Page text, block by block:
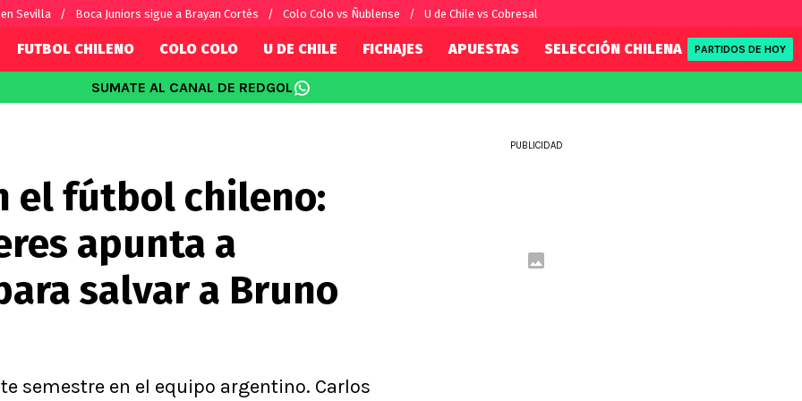
Sevilla Boca Juniors sigue a Brayan Cortés Colo Colo vs Ñublense U de Chile vs Cobresal
por el mundo
Fútbol Argentino
Fútbol Brasileño
Conference League
Ligue 1
La Liga
Bundesliga
FUTBOL CHILENO COLO COLO U DE CHILE FICHAJES APUESTAS SELECCIÓN CHILENA REDSPORT
PARTIDOS DE HOY
SUMATE AL CANAL DE REDGOL
el fútbol chileno:
apunta a
salvar a Bruno
semestre en el equipo argentino. Carlos
PUBLICIDAD